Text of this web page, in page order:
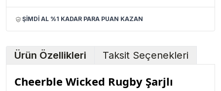
ŞİMDİ AL %1 KADAR PARA PUAN KAZAN
Ürün Özellikleri Taksit Seçenekleri
Cheerble Wicked Rugby Şarjlı